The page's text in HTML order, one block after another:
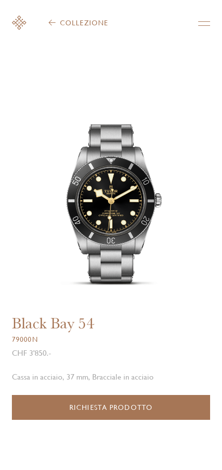
COLLEZIONE
Black Bay 54
79000N
CHF 3'850.-
Cassa in acciaio, 37 mm, Bracciale in acciaio
RICHIESTA PRODOTTO